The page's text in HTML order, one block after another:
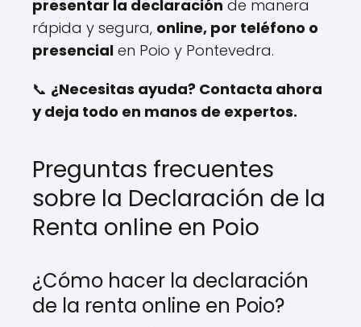
presentar la declaración de manera
rápida y segura, online, por teléfono o
presencial en Poio y Pontevedra.
📞 ¿Necesitas ayuda? Contacta ahora
y deja todo en manos de expertos.
Preguntas frecuentes
sobre la Declaración de la
Renta online en Poio
¿Cómo hacer la declaración
de la renta online en Poio?